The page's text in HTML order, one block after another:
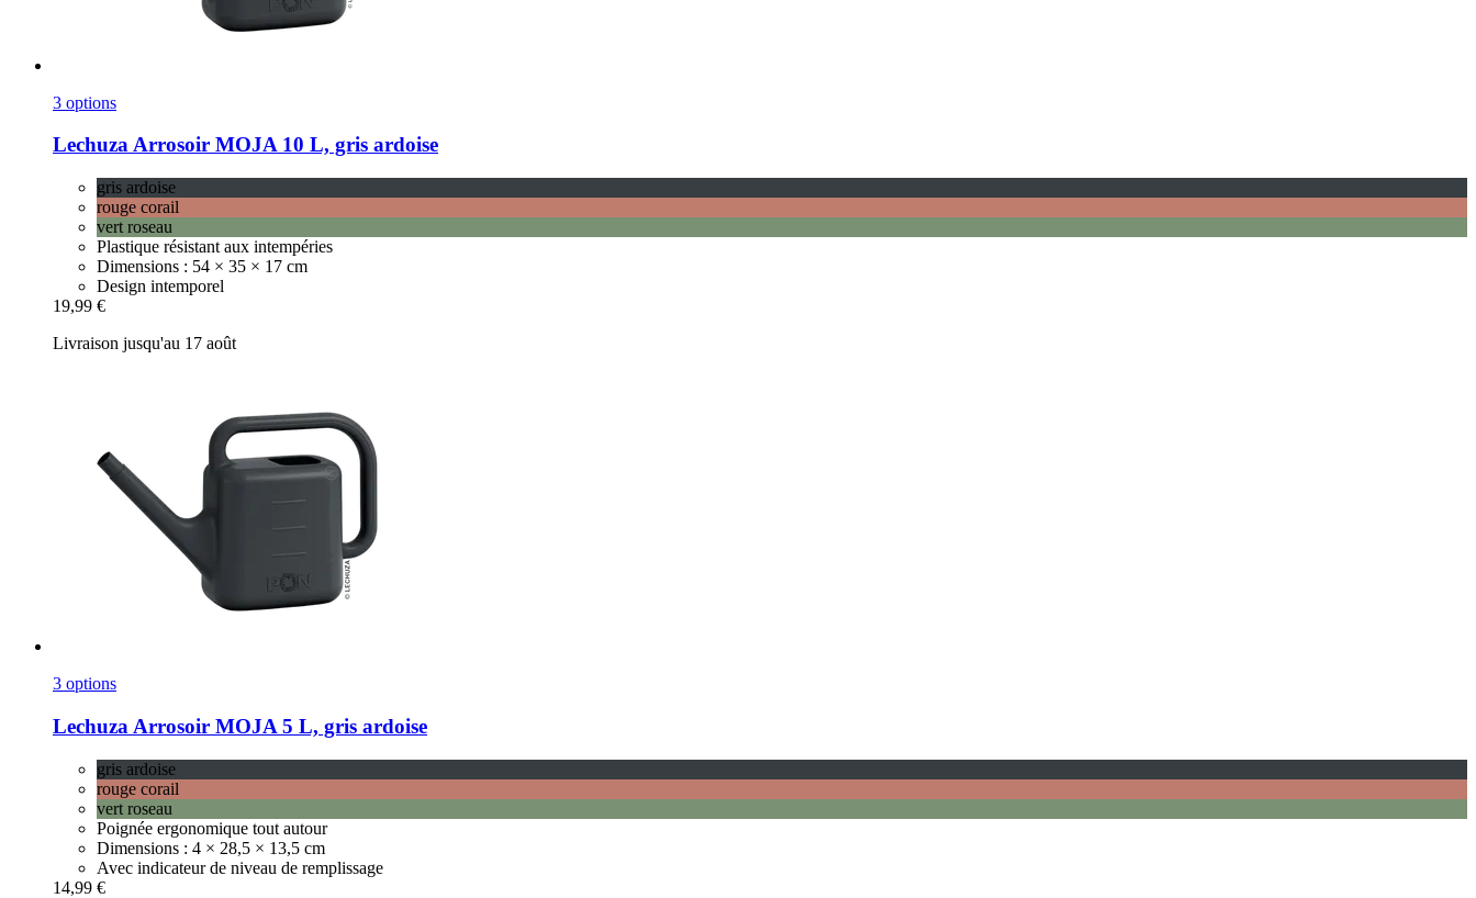
3 options
LechuzaArrosoir MOJA 10 L, gris ardoise
gris ardoise
rouge corail
vert roseau
Plastique résistant aux intempéries
Dimensions : 54 × 35 × 17 cm
Design intemporel
19,99 €
Livraison jusqu'au 17 août
3 options
Lechuza Arrosoir MOJA 5 L, gris ardoise
gris ardoise
rouge corail
vert roseau
Poignée ergonomique tout autour
Dimensions : 4 × 28,5 × 13,5 cm
Avec indicateur de niveau de remplissage
14,99 €